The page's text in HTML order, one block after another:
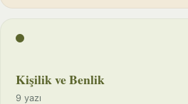
Kişilik ve Benlik
9 yazı